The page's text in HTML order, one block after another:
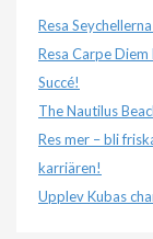
Resa
Resa Carpe Diem
Succé!
The Nautilus
Res mer – bli
karriären!
Upplev Kubas